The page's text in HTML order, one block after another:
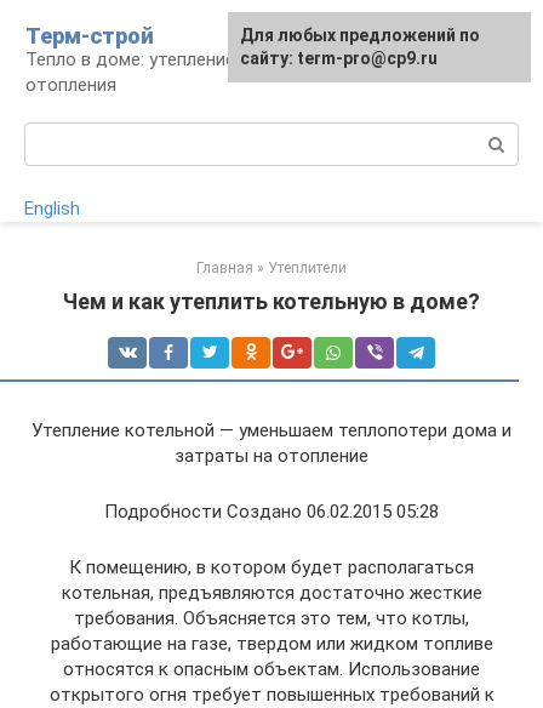
контенту
Терм-строй
Тепло в доме: утепление и устройство
отопления
English
Главная » Утеплители
Чем и как утеплить котельную в доме?
Утепление котельной — уменьшаем теплопотери дома и
затраты на отопление
Подробности Создано 06.02.2015 05:28
К помещению, в котором будет располагаться
котельная, предъявляются достаточно жесткие
требования. Объясняется это тем, что котлы,
работающие на газе, твердом или жидком топливе
относятся к опасным объектам. Использование
открытого огня требует повышенных требований к
Для любых предложений по
сайту: term-pro@cp9.ru